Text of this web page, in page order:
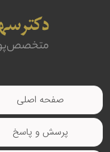
صفحه اصلی
پرسش و پاسخ